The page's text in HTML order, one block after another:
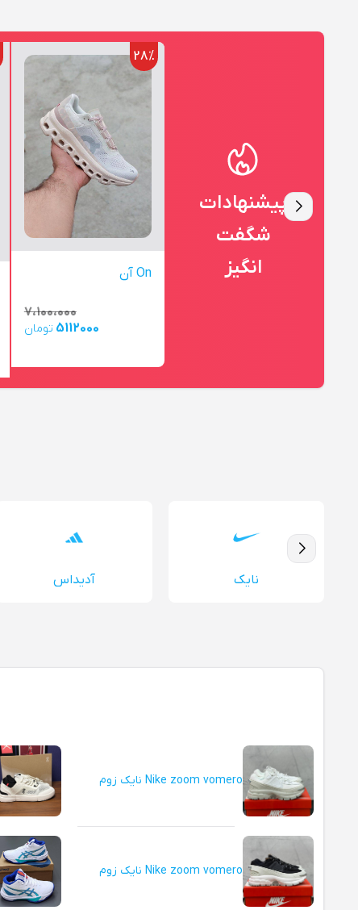
پیشنهادات
شگفت
انگیز
28%
On آن
۷،۱۰۰،۰۰۰
5112000 تومان
نایک آدیداس
Nike zoom vomero نایک زوم
Nike zoom vomero نایک زوم